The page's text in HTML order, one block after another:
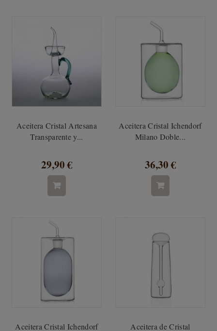
Aceitera Cristal Artesana
Transparente y...
29,90 €
Aceitera Cristal Ichendorf
Milano Doble...
36,30 €
Aceitera Cristal Ichendorf Aceitera de Cristal